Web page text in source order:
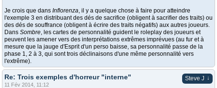
Je crois que dans Inflorenza, il y a quelque chose à faire pour atteindre
l'exemple 3 en distribuant des dés de sacrifice (obligent à sacrifier des traits) ou
des dés de souffrance (obligent à écrire des traits négatifs) aux autres joueurs.
Dans Sombre, les cartes de personnalité guident le roleplay des joueurs et
peuvent les amener vers des interprétations extrêmes imprévues (au fur et à
mesure que la jauge d'Esprit d'un perso baisse, sa personnalité passe de la
phase 1, 2 à 3, qui sont trois déclinaisons d'une même personnalité vers
l'extrême).
Steve J ↓
Re: Trois exemples d'horreur "interne"
11 Fév 2014, 11:12